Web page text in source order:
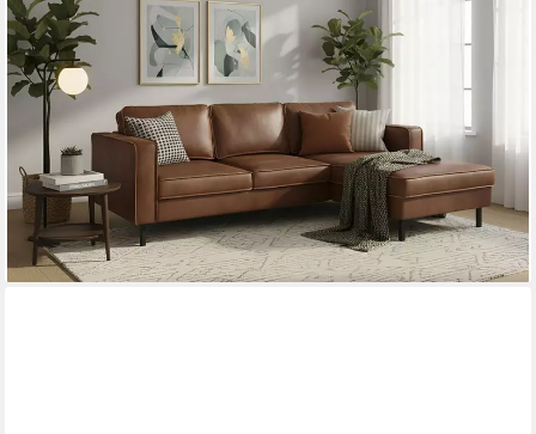
Ecksofa Watkins, wahlweise mit Schlaffunktion/Bettkasten,
moderne offene Naht, Recamiere beidseitig montierbar, L-Form,
Breite 232 cm
ab 849,99 €
nur diesen Monat
-37%
lieferbar in 2 Wochen